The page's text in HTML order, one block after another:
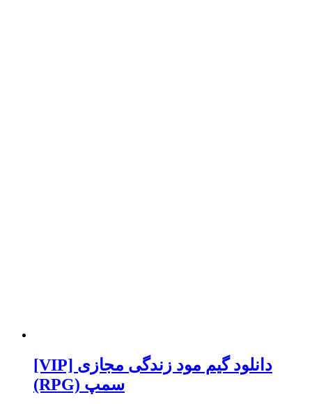
[VIP] دانلود گیم مود زندگی مجازی
(RPG) سمپ